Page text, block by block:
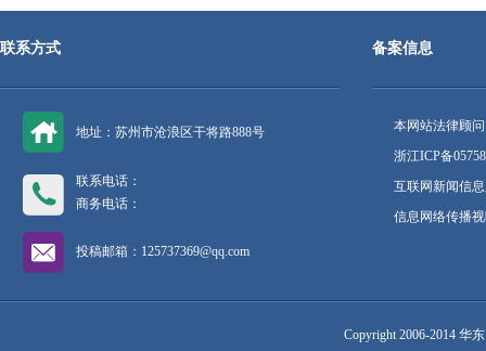
联系方式
地址：苏州市沧浪区干将路888号
联系电话：
商务电话：
投稿邮箱：125737369@qq.com
备案信息
本网站法律顾
浙江ICP备
互联网新闻信
信息网络传播
Copyright 2006-2014 华